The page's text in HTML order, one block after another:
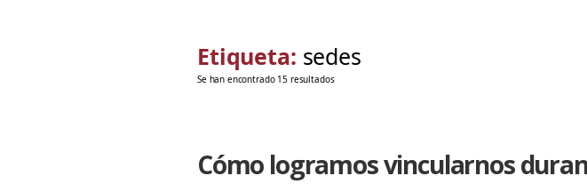
Etiqueta: sedes
Se han encontrado 15 resultados
Cómo logramos vincularnos